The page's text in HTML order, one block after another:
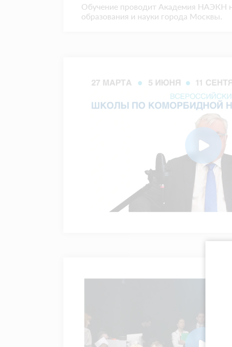
Обучение проводит Академия НАЭКН
образования и науки города Москвы.